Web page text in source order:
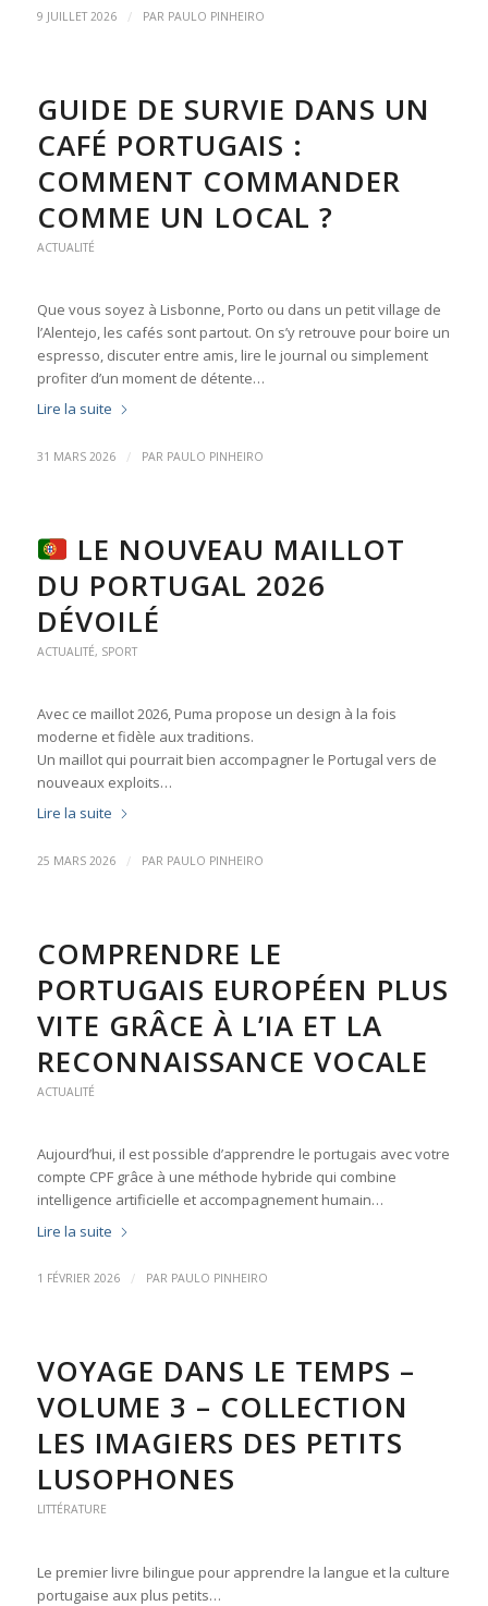
9 JUILLET 2026 / PAR PAULO PINHEIRO
GUIDE DE SURVIE DANS UN
CAFÉ PORTUGAIS :
COMMENT COMMANDER
COMME UN LOCAL ?
ACTUALITÉ
Que vous soyez à Lisbonne, Porto ou dans un petit village de
l’Alentejo, les cafés sont partout. On s’y retrouve pour boire un
espresso, discuter entre amis, lire le journal ou simplement
profiter d’un moment de détente…
Lire la suite
31 MARS 2026 / PAR PAULO PINHEIRO
LE NOUVEAU MAILLOT
DU PORTUGAL 2026
DÉVOILÉ
ACTUALITÉ, SPORT
Avec ce maillot 2026, Puma propose un design à la fois
moderne et fidèle aux traditions.
Un maillot qui pourrait bien accompagner le Portugal vers de
nouveaux exploits…
Lire la suite
25 MARS 2026 / PAR PAULO PINHEIRO
COMPRENDRE LE
PORTUGAIS EUROPÉEN PLUS
VITE GRÂCE À L’IA ET LA
RECONNAISSANCE VOCALE
ACTUALITÉ
Aujourd’hui, il est possible d’apprendre le portugais avec votre
compte CPF grâce à une méthode hybride qui combine
intelligence artificielle et accompagnement humain…
Lire la suite
1 FÉVRIER 2026 / PAR PAULO PINHEIRO
VOYAGE DANS LE TEMPS –
VOLUME 3 – COLLECTION
LES IMAGIERS DES PETITS
LUSOPHONES
LITTÉRATURE
Le premier livre bilingue pour apprendre la langue et la culture
portugaise aux plus petits…